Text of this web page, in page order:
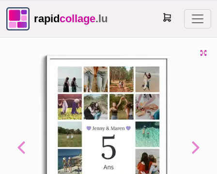
rapidcollage.lu
Previous Next